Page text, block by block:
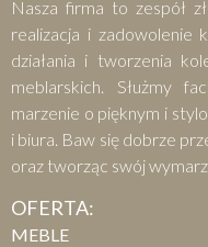
Nasza firma to zespół
realizacja i zadowolenie
działania i tworzenia
meblarskich. Służmy
marzenie o pięknym i
i biura. Baw się dobrze
oraz tworząc swój
OFERTA:
MEBLE